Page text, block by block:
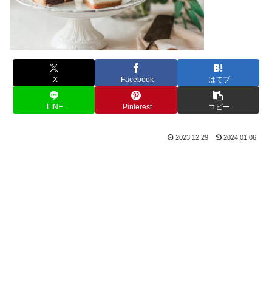
X Facebook はてブ
LINE Pinterest コピー
2023.12.29 2024.01.06